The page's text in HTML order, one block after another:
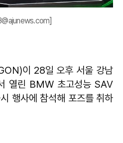
이 28일 오후 서울 강남
열린 BMW 초고성능 SAV
행사에 참석해 포즈를 취하